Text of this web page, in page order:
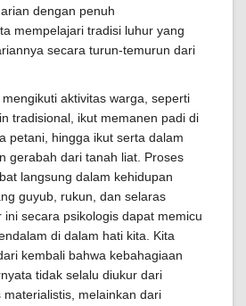
dengan penuh
mempelajari tradisi luhur yang
secara turun-temurun dari
aktivitas warga, seperti
tradisional, ikut memanen padi di
petani, hingga ikut serta dalam
gerabah dari tanah liat. Proses
langsung dalam kehidupan
guyub, rukun, dan selaras
secara psikologis dapat memicu
di dalam hati kita. Kita
kembali bahwa kebahagiaan
tidak selalu diukur dari
materialistis, melainkan dari